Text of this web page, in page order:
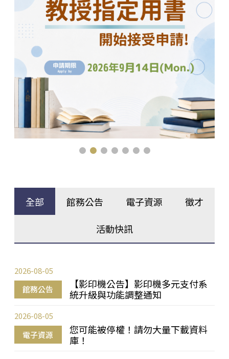
全部 館務公告 電子資源 徵才
活動快訊
館務公告
【影印機公告】影印機多元支付系
統升級與功能調整通知
2026-08-05
電子資源
您可能被停權！請勿大量下載資料
庫！
2026-08-05